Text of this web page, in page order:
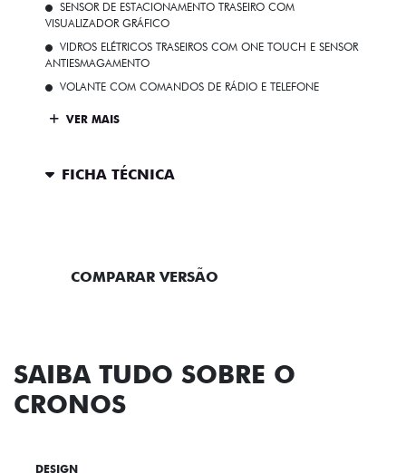
SENSOR DE ESTACIONAMENTO TRASEIRO COM
VISUALIZADOR GRÁFICO
VIDROS ELÉTRICOS TRASEIROS COM ONE TOUCH E SENSOR
ANTIESMAGAMENTO
VOLANTE COM COMANDOS DE RÁDIO E TELEFONE
VER MAIS
FICHA TÉCNICA
COMPARAR VERSÃO
SAIBA TUDO SOBRE O
CRONOS
DESIGN